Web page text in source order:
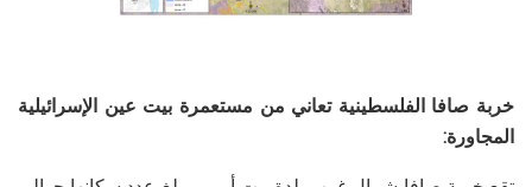
خربة صافا الفلسطينية تعاني من مستعمرة بيت عين الإسرائيلية
المجاورة: